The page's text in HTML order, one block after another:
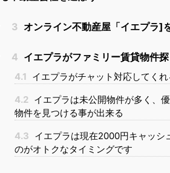
3 オンライン不動産屋「イエプラ]
4 イエプラがファミリー賃貸物件
4.1 イエプラがチャット対応してく
4.2 イエプラは未公開物件が多く、
物件を見つける事が出来る
4.3 イエプラは現在2000円キャッシ
のがオトクなタイミングです